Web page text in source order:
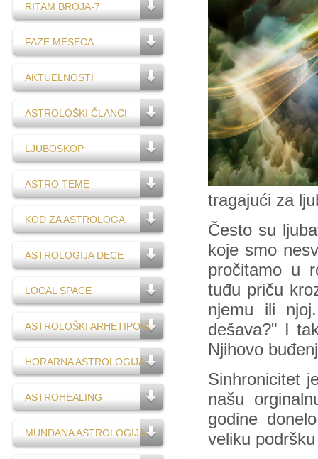
RITAM BROJA-7
FAZE MESECA
AKTUELNOSTI
ASTROLOŠKI ČLANCI
LJUBOSKOP
ASTRO TEME
KOD ZA ASTROLOGA
ASTROLOGIJA DECE
LOCAL SPACE
ASTROLOŠKI ARHETIPOVI
HORARNA ASTROLOGIJA
ASTROHEALING
MUNDANA ASTROLOGIJA
tragajući za
Često su
koje smo
pročitamo u
tuđu priču
njemu ili
dešava?" I
Njihovo
Sinhronicitet
našu
godine
veliku